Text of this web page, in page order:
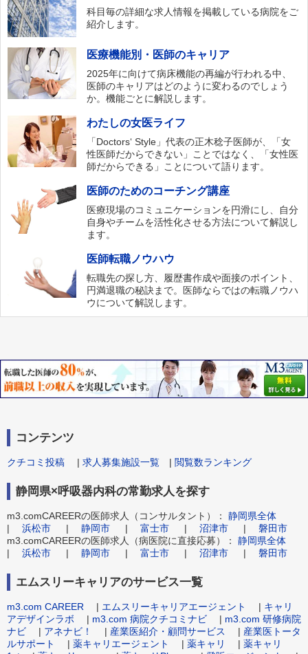
科目毎の詳細な求人情報を掲載している病院をご
紹介します。
医療機能別・医師のキャリア
2025年に向けて病床機能の再編が行われる中、
医師のキャリアはどのように変わるのでしょう
か。機能ごとに解説します。
わたしの女医ライフ
「Doctors‘ Style」代表の正木稔子医師が、「女
性医師だからできない」ことではなく、「女性医
師だからできる」ことについて語ります。
医師のためのコーチング講座
医療現場のコミュニケーションを円滑にし、自分
自身やチームを活性化させる方法について解説し
ます。
医師転職ノウハウ
転職先の探し方、履歴書作成や面接のポイント、
円満退職の秘訣まで。医師ならではの転職ノウハ
ウについて解説します。
コンテンツ
クチコミ投稿 | 求人募集施設一覧 | 閲覧数ランキング
静岡県×呼吸器内科の常勤求人を探す
m3.comCAREERの医師求人（コンサルタント）： 静岡県全体
| 浜松市 | 静岡市 | 富士市 | 沼津市 | 磐田市
m3.comCAREERの医師求人（病医院に直接応募）： 静岡県全体
| 浜松市 | 静岡市 | 富士市 | 沼津市 | 磐田市
エムスリーキャリアのサービス一覧
m3.com CAREER | エムスリーキャリアエージェント | キャリ
アデザインラボ | m3.com 病院クチコミナビ | m3.com 研修病院
ナビ | アネナビ！ | 産業医紹介・顧問サービス | 産業医トータ
ルサポート
| 薬キャリエージェント | 薬キャリ | 薬キャリ